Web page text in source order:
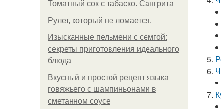
Томатный сок с табаско. Сангрита
Рулет, который не ломается.
Изысканные пельмени с семгой:
секреты приготовления идеального
блюда
Вкусный и простой рецепт языка
говяжьего с шампиньонами в
сметанном соусе